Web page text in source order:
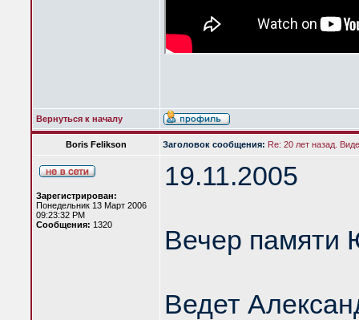
Вернуться к началу
Boris Felikson Заголовок сообщения: Re: 20 лет назад.
Зарегистрирован:
Понедельник 13 Март 2006
09:23:32 PM
Сообщения: 1320
19.11.2005
Вечер памяти
Ведет